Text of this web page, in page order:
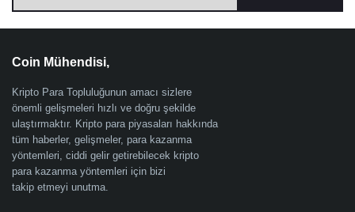
Coin Mühendisi,
Kripto Para Topluluğunun amacı sizlere
önemli gelişmeleri hızlı ve doğru şekilde
ulaştırmaktır. Kripto para piyasaları hakkında
tüm haberler, gelişmeler, para kazanma
yöntemleri, ciddi gelir getirebilecek kripto
para kazanma yöntemleri için bizi
takip etmeyi unutma.